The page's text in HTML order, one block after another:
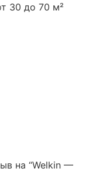
30 до 70 м²
на “Welkin —